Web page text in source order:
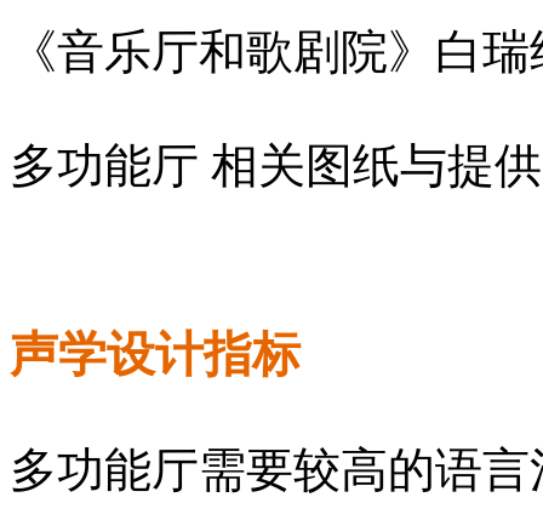
《音乐厅和歌剧院》白
多功能厅 相关图纸与提
声学设计指标
多功能厅需要较高的语